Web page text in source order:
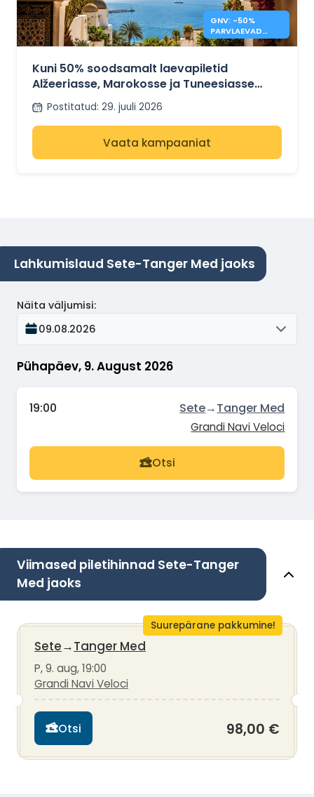
GNV: -50%
PARVLAEVAD
MAROKO,
ALŽEERIA
Kuni 50% soodsamalt laevapiletid
Alžeeriasse, Marokosse ja Tuneesiasse
GNV-ga
Postitatud: 29. juuli 2026
Vaata kampaaniat
Lahkumislaud Sete-Tanger Med jaoks
Pühapäev, 9. August 2026
Näita väljumisi:
09.08.2026
19:00 Sete→Tanger Med
Grandi Navi Veloci
Otsi
Viimased piletihinnad Sete-Tanger
Med jaoks
Suurepärane pakkumine!
Sete→Tanger Med
P, 9. aug, 19:00
Grandi Navi Veloci
Otsi 98,00 €